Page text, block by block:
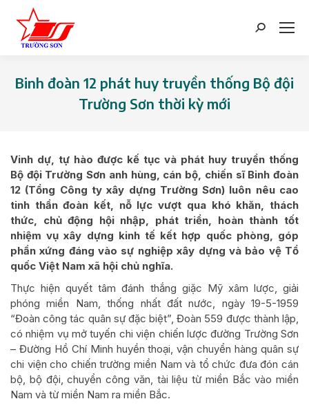
Search:
Binh đoàn 12 phát huy truyền thống Bộ đội
Trường Sơn thời kỳ mới
Vinh dự, tự hào được kế tục và phát huy truyền thống
Bộ đội Trường Sơn anh hùng, cán bộ, chiến sĩ Binh đoàn
12 (Tổng Công ty xây dựng Trường Sơn) luôn nêu cao
tinh thần đoàn kết, nỗ lực vượt qua khó khăn, thách
thức, chủ động hội nhập, phát triển, hoàn thành tốt
nhiệm vụ xây dựng kinh tế kết hợp quốc phòng, góp
phần xứng đáng vào sự nghiệp xây dựng và bảo vệ Tổ
quốc Việt Nam xã hội chủ nghĩa.
Thực hiện quyết tâm đánh thắng giặc Mỹ xâm lược, giải
phóng miền Nam, thống nhất đất nước, ngày 19-5-1959
“Đoàn công tác quân sự đặc biệt”, Đoàn 559 được thành lập,
có nhiệm vụ mở tuyến chi viện chiến lược đường Trường Sơn
– Đường Hồ Chí Minh huyền thoại, vận chuyển hàng quân sự
chi viện cho chiến trường miền Nam và tổ chức đưa đón cán
bộ, bộ đội, chuyển công văn, tài liệu từ miền Bắc vào miền
Nam và từ miền Nam ra miền Bắc.